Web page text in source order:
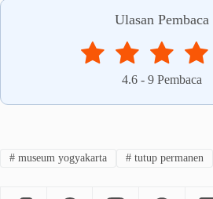
Ulasan Pembaca
4.6 -9 Pembaca
#museum yogyakarta #tutup permanen